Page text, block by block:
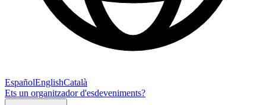
EspañolEnglishCatalà
Ets un organitzador d'esdeveniments?